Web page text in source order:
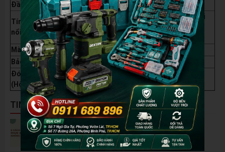
Đầu nhận 6.35 mm (1/4 inch) (Đầu bắt vít)
Tính năng
nổi bật
Chiếu sáng 360°, Điều khiển thông minh, Chống rơi
vít, Bảo vệ chống bụi và độ ẩm, Chống rung
(Challenge to shaking)
Màu sắc
Tím Đậm, Xám và Đen
Bảo hành
1 năm (Chịu Tải Nặng - GEN 3)
Đóng gói
(Hộp)
Carton, 51x33x42 cm
TIN NỔI BẬT
5 Cách Tận Dụng Máy Phun Xịt Áp Lực Cao
Không Chỉ Để Rửa Xe